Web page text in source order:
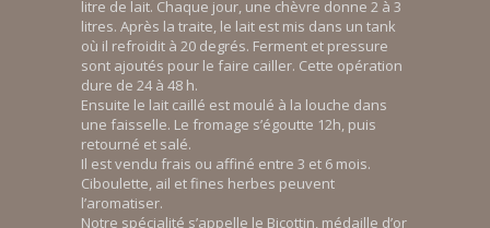
litre de lait. Chaque jour, une chèvre donne 2 à 3
litres. Après la traite, le lait est mis dans un tank
où il refroidit à 20 degrés. Ferment et pressure
sont ajoutés pour le faire cailler. Cette opération
dure de 24 à 48 h.
Ensuite le lait caillé est moulé à la louche dans
une faisselle. Le fromage s’égoutte 12h, puis
retourné et salé.
Il est vendu frais ou affiné entre 3 et 6 mois.
Ciboulette, ail et fines herbes peuvent
l’aromatiser.
Notre spécialité s’appelle le Bicottin, médaille d’or